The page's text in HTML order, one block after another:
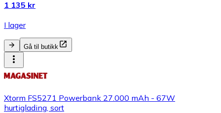
1 135 kr
I lager
Gå til butikk
Xtorm FS5271 Powerbank 27.000 mAh - 67W
hurtiglading, sort